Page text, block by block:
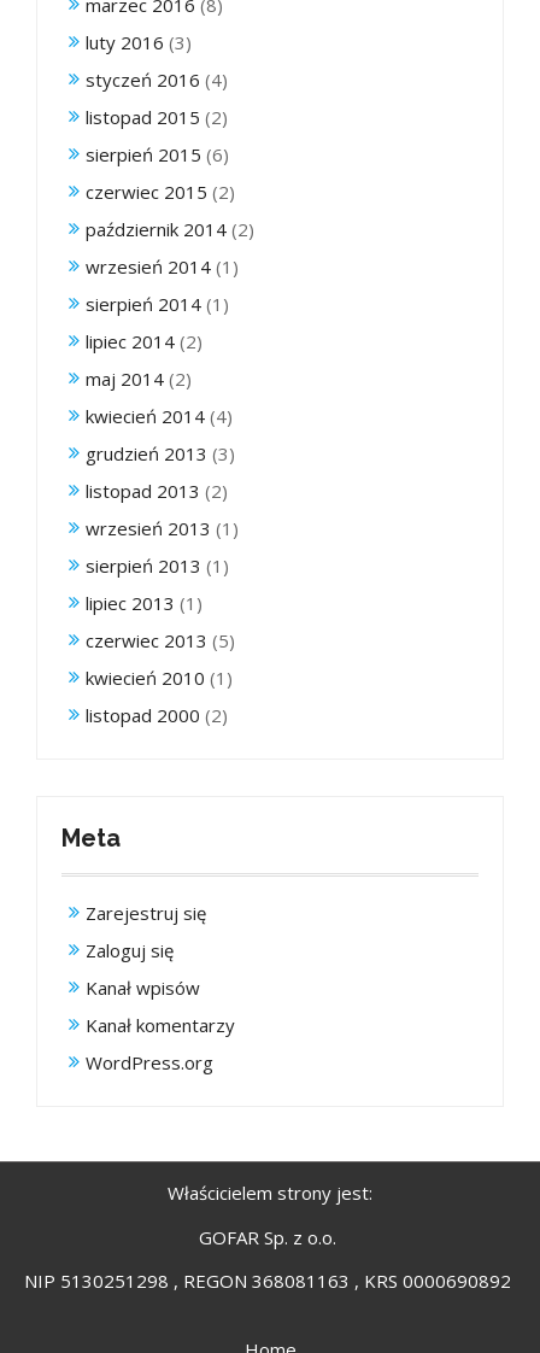
marzec 2016 (8)
luty 2016 (3)
styczeń 2016 (4)
listopad 2015 (2)
sierpień 2015 (6)
czerwiec 2015 (2)
październik 2014 (2)
wrzesień 2014 (1)
sierpień 2014 (1)
lipiec 2014 (2)
maj 2014 (2)
kwiecień 2014 (4)
grudzień 2013 (3)
listopad 2013 (2)
wrzesień 2013 (1)
sierpień 2013 (1)
lipiec 2013 (1)
czerwiec 2013 (5)
kwiecień 2010 (1)
listopad 2000 (2)
Meta
Zarejestruj się
Zaloguj się
Kanał wpisów
Kanał komentarzy
WordPress.org
Właścicielem strony jest:
GOFAR Sp. z o.o.
NIP 5130251298 , REGON 368081163 , KRS 0000690892